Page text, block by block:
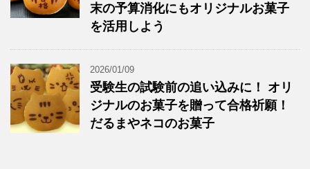
末の予算消化にもオリジナルお菓子
を活用しよう
2026/01/09
受験生の試験前の追い込みに！ オリ
ジナルのお菓子を贈って合格祈願！
だるまやネコのお菓子